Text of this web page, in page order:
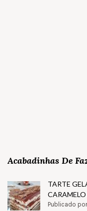
Acabadinhas De
TARTE
Publicado